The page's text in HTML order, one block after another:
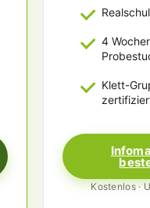
4
Klett-
Kostenlos ·